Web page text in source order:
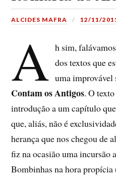
ALCIDES MAFRA 12/11/
A h sim,
dos textos que
uma improvável
Contam os Antigos. O
introdução a um capítulo
que, aliás, não é
herança que nos chegou de
fiz na ocasião uma incursão
Bombinhas na hora